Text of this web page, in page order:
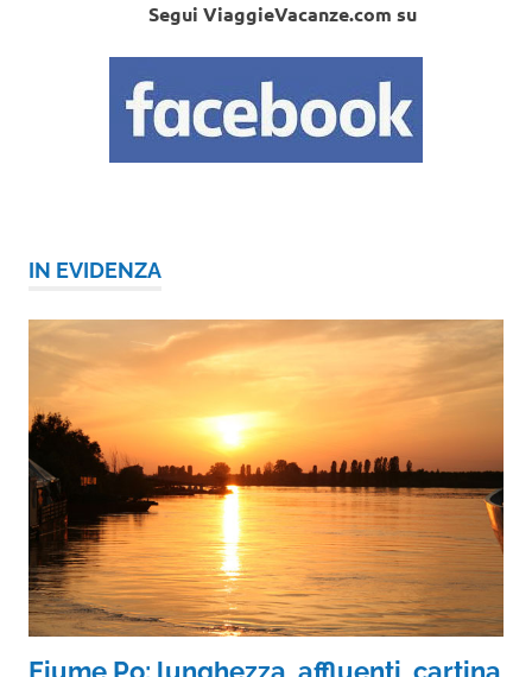
Segui ViaggieVacanze.com su
IN EVIDENZA